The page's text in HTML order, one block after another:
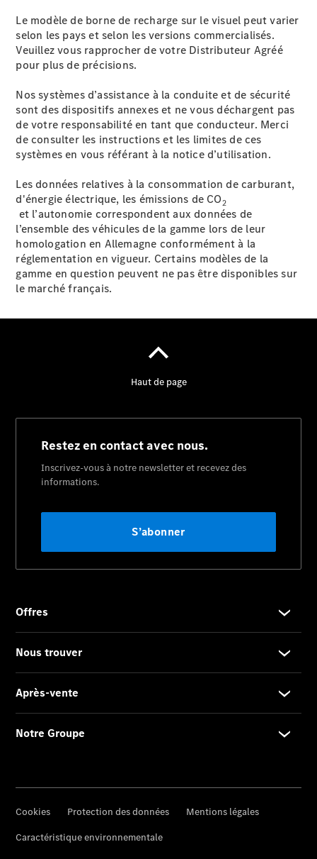
Le modèle de borne de recharge sur le visuel peut varier
selon les pays et selon les versions commercialisés.
Veuillez vous rapprocher de votre Distributeur Agréé
pour plus de précisions.
Nos systèmes d’assistance à la conduite et de sécurité
sont des dispositifs annexes et ne vous déchargent pas
de votre responsabilité en tant que conducteur. Merci
de consulter les instructions et les limites de ces
systèmes en vous référant à la notice d’utilisation.
Les données relatives à la consommation de carburant,
d'énergie électrique, les émissions de CO2
et l’autonomie correspondent aux données de
l’ensemble des véhicules de la gamme lors de leur
homologation en Allemagne conformément à la
réglementation en vigueur. Certains modèles de la
gamme en question peuvent ne pas être disponibles sur
le marché français.